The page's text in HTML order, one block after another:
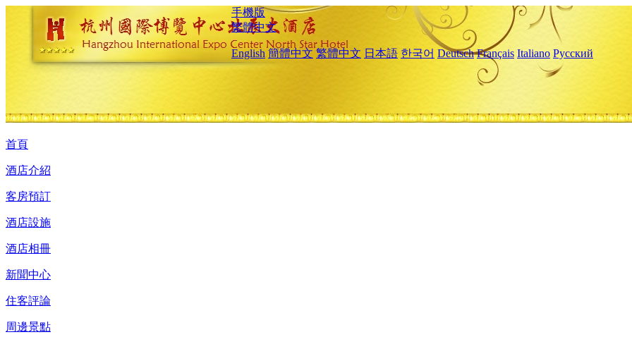
手機版
繁體中文
English 簡體中文 繁體中文 日本語 한국어 Deutsch Français Italiano Русский
首頁
酒店介紹
客房預訂
酒店設施
酒店相冊
新聞中心
住客評論
周邊景點